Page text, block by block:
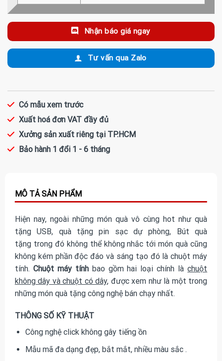
Nhận báo giá ngay
Tư vấn qua Zalo
Có mẫu xem trước
Xuất hoá đơn VAT đầy đủ
Xưởng sản xuất riêng tại TP.HCM
Bảo hành 1 đổi 1 - 6 tháng
Hiện nay, ngoài những món quà vô cùng hot như quà
tặng USB, quà tặng pin sạc dự phòng, Bút quà
tặng trong đó không thể không nhắc tới món quà cũng
không kém phần độc đáo và sáng tạo đó là chuột máy
tính. Chuột máy tínhbao gồm hai loại chính làchuột
không dây và chuột có dây, được xem như là một trong
những món quà tặng công nghệ bán chạy nhất.
THÔNG SỐ KỸ THUẬT
Công nghệ click không gây tiếng ồn
Mẫu mã đa dạng đẹp, bắt mắt, nhiều màu sắc .